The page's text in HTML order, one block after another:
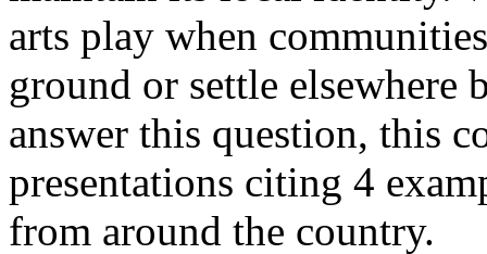
arts play when
ground or settle elsewhere
answer this question, this
presentations citing 4
from around the country.